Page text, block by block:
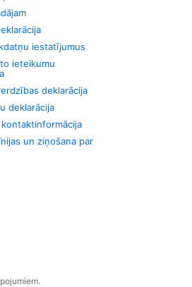
iestatījumus
ieteikumu
deklarācija
deklarācija
un ziņošana par